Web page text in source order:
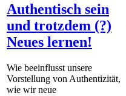
Authentisch sein
und trotzdem (?)
Neues lernen!
Wie beeinflusst unsere
Vorstellung von Authentizität,
wie wir neue